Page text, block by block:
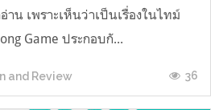
าน เพราะเห็นว่าเป็นเรื่องในไทม์
Game ประกอบกั...
and Review 36